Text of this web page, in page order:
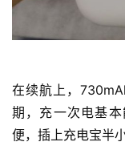
在续航上，
期，充一次电基
便，插上充电宝半